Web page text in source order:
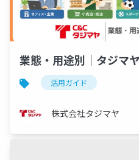
業態・用途別｜タジマ
活用ガイド
株式会社タジマヤ